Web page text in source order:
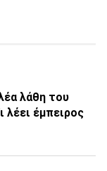
λάθη του
έμπειρος